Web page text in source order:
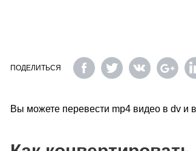
ПОДЕЛИТЬСЯ
Вы можете перевести mp4 видео в dv и